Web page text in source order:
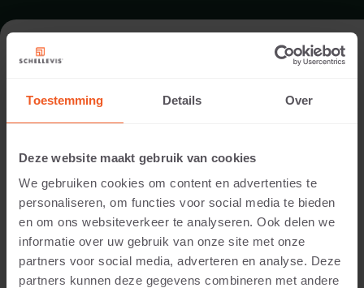
Toestemming Details Over
Deze website maakt gebruik van cookies
We gebruiken cookies om content en advertenties te
personaliseren, om functies voor social media te bieden
en om ons websiteverkeer te analyseren. Ook delen we
informatie over uw gebruik van onze site met onze
partners voor social media, adverteren en analyse. Deze
partners kunnen deze gegevens combineren met andere
FORMAAT - GROOTFORMAAT TEGEL
ASSORTIMENT GROOTFORMAAT TEGELS